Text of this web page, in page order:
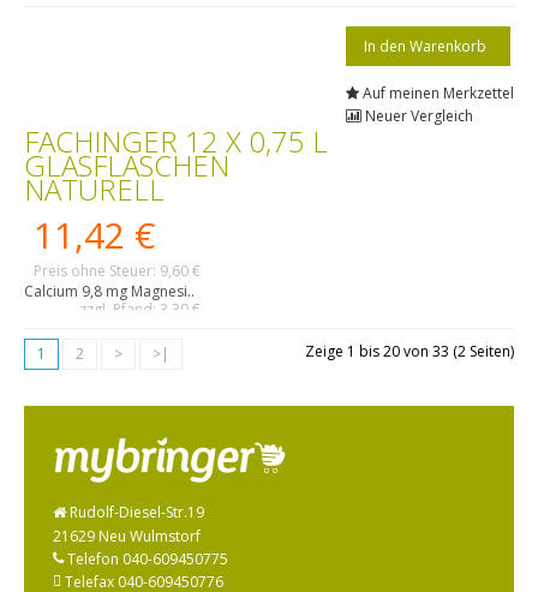
Auf meinen Merkzettel
Neuer Vergleich
FACHINGER 12 X 0,75 L
GLASFLASCHEN
NATURELL
11,42 €
Preis ohne Steuer: 9,60 €
zzgl. Pfand: 3,30 €
Calcium 9,8 mg Magnesi..
1 2 > >| Zeige 1 bis 20 von 33 (2 Seiten)
Rudolf-Diesel-Str.19
21629 Neu Wulmstorf
Telefon 040-609450775
Telefax 040-609450776